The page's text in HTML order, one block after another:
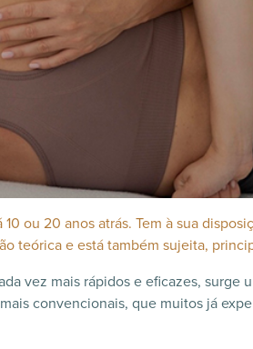
ou 20 anos atrás. Tem à sua
teórica e está também sujeita,
vez mais rápidos e eficazes, surge
convencionais, que muitos já